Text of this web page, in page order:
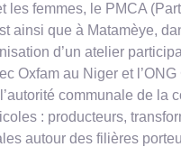
femmes, le PMCA
ainsi que à Matamèye,
d’un atelier
Oxfam au Niger et
communale de la
: producteurs,
autour des filières